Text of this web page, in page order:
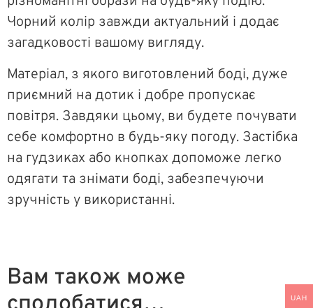
Чорний колір завжди актуальний і додає
загадковості вашому вигляду.
Матеріал, з якого виготовлений боді, дуже
приємний на дотик і добре пропускає
повітря. Завдяки цьому, ви будете почувати
себе комфортно в будь-яку погоду. Застібка
на гудзиках або кнопках допоможе легко
одягати та знімати боді, забезпечуючи
зручність у використанні.
Вам також може
UAH